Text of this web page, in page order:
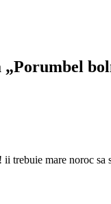
ii trebuie mare noroc